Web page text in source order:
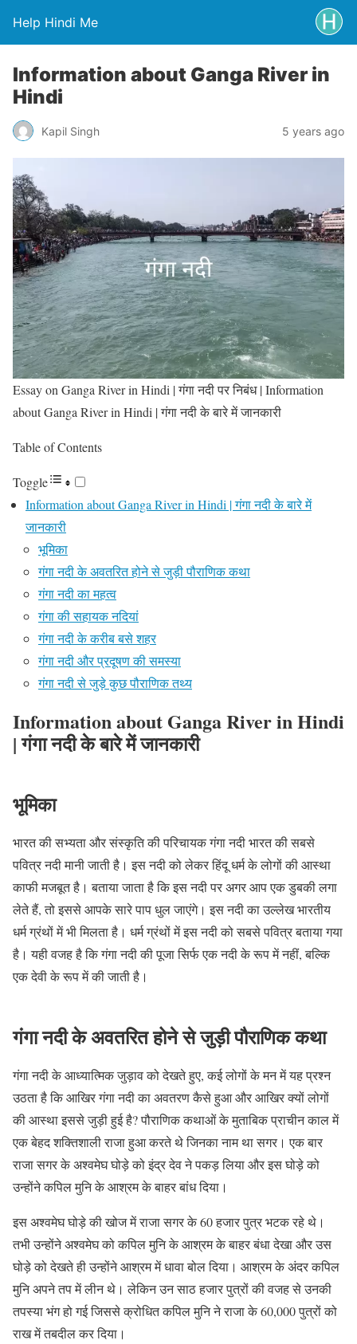
Help Hindi Me
Information about Ganga River in
Hindi
Kapil Singh 5 years ago
Essay on Ganga River in Hindi | गंगा नदी पर निबंध | Information
about Ganga River in Hindi | गंगा नदी के बारे में जानकारी
Table of Contents
Toggle
Information about Ganga River in Hindi | गंगा नदी के बारे में
जानकारी
भूमिका
गंगा नदी के अवतरित होने से जुड़ी पौराणिक कथा
गंगा नदी का महत्व
गंगा की सहायक नदियां
गंगा नदी के करीब बसे शहर
गंगा नदी और प्रदूषण की समस्या
गंगा नदी से जुड़े कुछ पौराणिक तथ्य
Information about Ganga River in Hindi
| गंगा नदी के बारे में जानकारी
भूमिका
भारत की सभ्यता और संस्कृति की परिचायक गंगा नदी भारत की सबसे
पवित्र नदी मानी जाती है। इस नदी को लेकर हिंदू धर्म के लोगों की आस्था
काफी मजबूत है। बताया जाता है कि इस नदी पर अगर आप एक डुबकी लगा
लेते हैं, तो इससे आपके सारे पाप धुल जाएंगे। इस नदी का उल्लेख भारतीय
धर्म ग्रंथों में भी मिलता है। धर्म ग्रंथों में इस नदी को सबसे पवित्र बताया गया
है। यही वजह है कि गंगा नदी की पूजा सिर्फ एक नदी के रूप में नहीं, बल्कि
एक देवी के रूप में की जाती है।
गंगा नदी के अवतरित होने से जुड़ी पौराणिक कथा
गंगा नदी के आध्यात्मिक जुड़ाव को देखते हुए, कई लोगों के मन में यह प्रश्न
उठता है कि आखिर गंगा नदी का अवतरण कैसे हुआ और आखिर क्यों लोगों
की आस्था इससे जुड़ी हुई है? पौराणिक कथाओं के मुताबिक प्राचीन काल में
एक बेहद शक्तिशाली राजा हुआ करते थे जिनका नाम था सगर। एक बार
राजा सगर के अश्वमेघ घोड़े को इंद्र देव ने पकड़ लिया और इस घोड़े को
उन्होंने कपिल मुनि के आश्रम के बाहर बांध दिया।
इस अश्वमेघ घोड़े की खोज में राजा सगर के 60 हजार पुत्र भटक रहे थे।
तभी उन्होंने अश्वमेघ को कपिल मुनि के आश्रम के बाहर बंधा देखा और उस
घोड़े को देखते ही उन्होंने आश्रम में धावा बोल दिया। आश्रम के अंदर कपिल
मुनि अपने तप में लीन थे। लेकिन उन साठ हजार पुत्रों की वजह से उनकी
तपस्या भंग हो गई जिससे क्रोधित कपिल मुनि ने राजा के 60,000 पुत्रों को
राख में तबदील कर दिया।